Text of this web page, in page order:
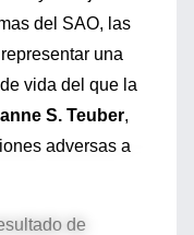
del SAO, las
una
vida del que la
S. Teuber,
adversas a
de